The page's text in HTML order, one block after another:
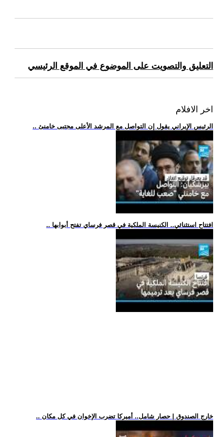
التعليق والتصويت على الموضوع في الموقع الرئيسي
اخر الافلام
.. الرئيس الإيراني يقول إن التواصل مع المرشد الأعلى مجتبى خامنئ
.. افتتاح استثنائي.. الكنيسة الملكية في قصر فرساي تفتح أبوابها
.. خارج الصندوق | حصار شامل.. أميركا تضرب الإخوان في كل مكان